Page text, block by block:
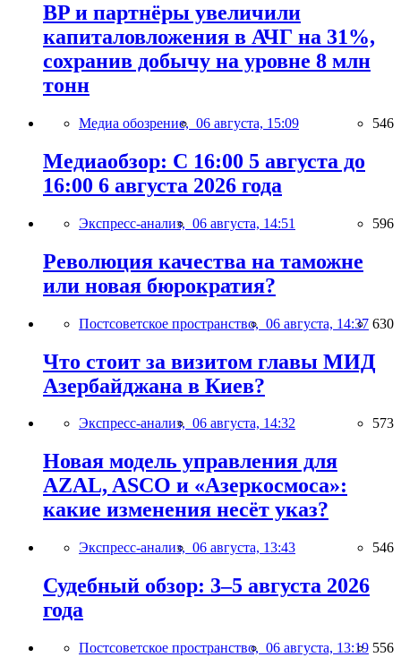
BP и партнёры увеличили
капиталовложения в АЧГ на 31%,
сохранив добычу на уровне 8 млн
тонн
Медиа обозрение, 06 августа, 15:09 546
Медиаобзор: С 16:00 5 августа до
16:00 6 августа 2026 года
Экспресс-анализ, 06 августа, 14:51 596
Революция качества на таможне
или новая бюрократия?
Постсоветское пространство, 06 августа, 14:37 630
Что стоит за визитом главы МИД
Азербайджана в Киев?
Экспресс-анализ, 06 августа, 14:32 573
Новая модель управления для
AZAL, ASCO и «Азеркосмоса»:
какие изменения несёт указ?
Экспресс-анализ, 06 августа, 13:43 546
Судебный обзор: 3–5 августа 2026
года
Постсоветское пространство, 06 августа, 13:19 556